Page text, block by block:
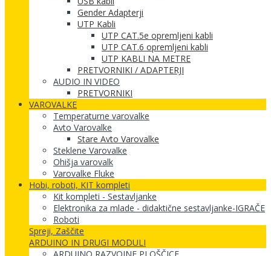
Gender Adapterji
UTP Kabli
UTP CAT.5e opremljeni kabli
UTP CAT.6 opremljeni kabli
UTP KABLI NA METRE
PRETVORNIKI / ADAPTERJI
AUDIO IN VIDEO
PRETVORNIKI
VAROVALKE
Temperaturne varovalke
Avto Varovalke
Stare Avto Varovalke
Steklene Varovalke
Ohišja varovalk
Varovalke Fluke
Hobi, roboti, KIT kompleti
Kit kompleti - Sestavljanke
Elektronika za mlade - didaktične sestavljanke-IGRAČE
Roboti
Spreji, Zaščite
ARDUINO IN DRUGI MODULI